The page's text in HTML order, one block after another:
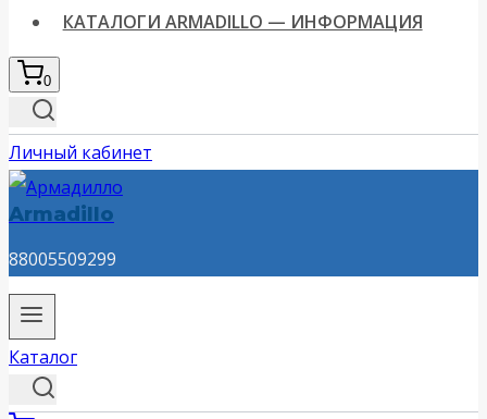
КАТАЛОГИ ARMADILLO — ИНФОРМАЦИЯ
0
Личный кабинет
Armadillo
88005509299
Каталог